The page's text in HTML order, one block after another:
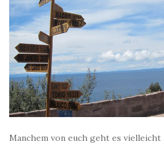
Manchem von euch geht es vielleicht